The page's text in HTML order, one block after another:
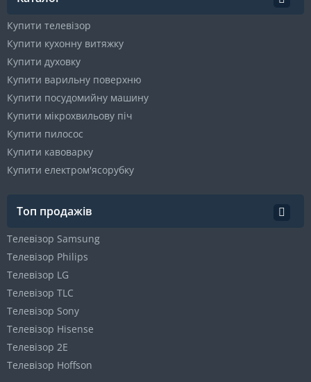
Купити телевізор
Купити кухонну витяжку
Купити духовку
Купити варильну поверхню
Купити посудомийну машину
Купити мікрохвильову піч
Купити пилосос
Купити кавоварку
Купити електром'ясорубку
Топ продажів
Телевізор Samsung
Телевізор Philips
Телевізор LG
Телевізор TLC
Телевізор Sony
Телевізор Hisense
Телевізор 2E
Телевізор Hoffson